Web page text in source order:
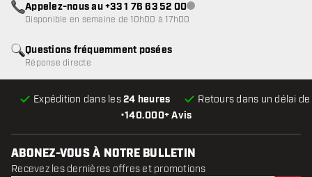
•140.000+ Avis
Expédition dans les24 heures Retours dans un délai de
Questions fréquemment posées
Réponse directe
Appelez-nous au +33 1 76 63 52 00Service client indisponible
Disponible en semaine de 10h00 à 17h00
ABONEZ-VOUS À NOTRE BULLETIN
Recevez les dernières offres et promotions